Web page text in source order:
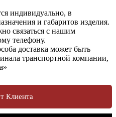
индивидуально, в
и габаритов изделия.
связаться с нашим
телефону.
доставка может быть
транспортной компании,
Клиента